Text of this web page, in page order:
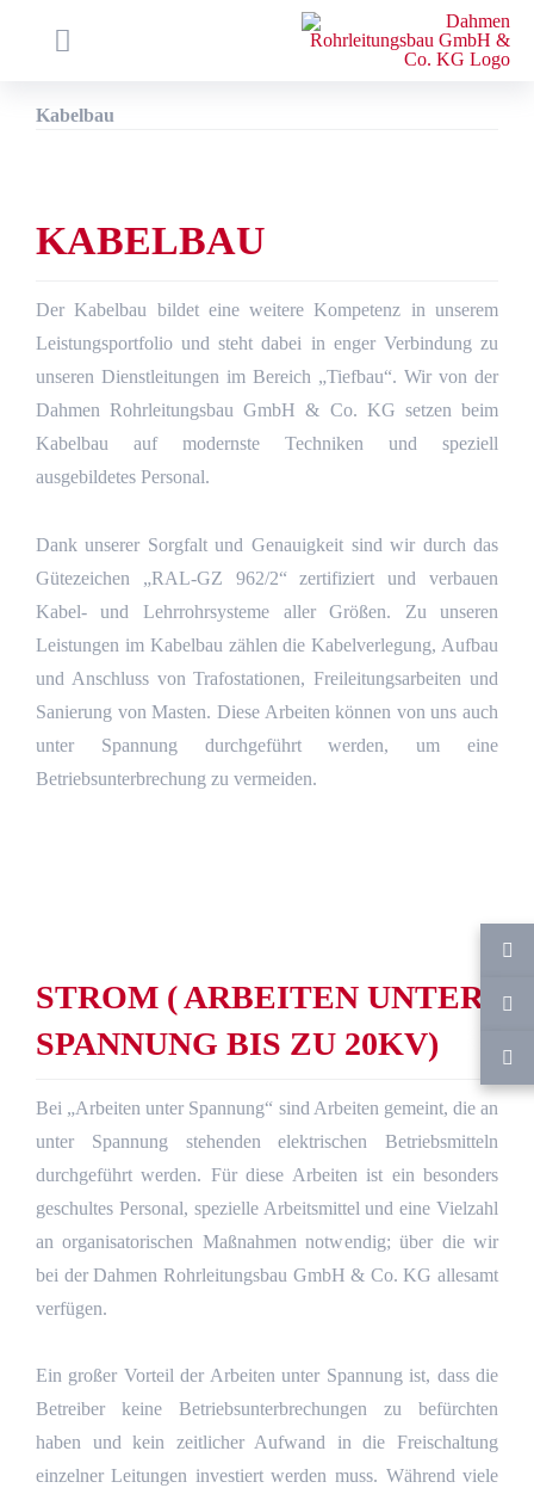
Toggle
Referenzen
E-Mobilität
Karriere
Aktuelles
SUCHE
Kabelbau
KABELBAU
Der Kabelbau bildet eine weitere Kompetenz in unserem
Leistungsportfolio und steht dabei in enger Verbindung zu
unseren Dienstleitungen im Bereich „Tiefbau“. Wir von der
Dahmen Rohrleitungsbau GmbH & Co. KG setzen beim
Kabelbau auf modernste Techniken und speziell
ausgebildetes Personal.
Dank unserer Sorgfalt und Genauigkeit sind wir durch das
Gütezeichen „RAL-GZ 962/2“ zertifiziert und verbauen
Kabel- und Lehrrohrsysteme aller Größen. Zu unseren
Leistungen im Kabelbau zählen die Kabelverlegung, Aufbau
und Anschluss von Trafostationen, Freileitungsarbeiten und
Sanierung von Masten. Diese Arbeiten können von uns auch
unter Spannung durchgeführt werden, um eine
Betriebsunterbrechung zu vermeiden.
STROM ( ARBEITEN UNTER
SPANNUNG BIS ZU 20KV)
Bei „Arbeiten unter Spannung“ sind Arbeiten gemeint, die an
unter Spannung stehenden elektrischen Betriebsmitteln
durchgeführt werden. Für diese Arbeiten ist ein besonders
geschultes Personal, spezielle Arbeitsmittel und eine Vielzahl
an organisatorischen Maßnahmen notwendig; über die wir
bei der Dahmen Rohrleitungsbau GmbH & Co. KG allesamt
verfügen.
Ein großer Vorteil der Arbeiten unter Spannung ist, dass die
Betreiber keine Betriebsunterbrechungen zu befürchten
haben und kein zeitlicher Aufwand in die Freischaltung
einzelner Leitungen investiert werden muss. Während viele